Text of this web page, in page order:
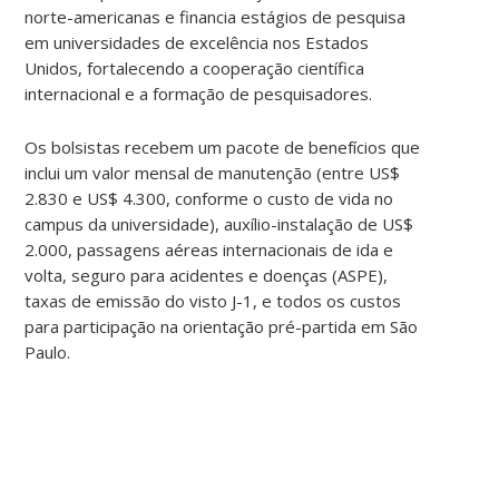
norte-americanas e financia estágios de pesquisa
em universidades de excelência nos Estados
Unidos, fortalecendo a cooperação científica
internacional e a formação de pesquisadores.
Os bolsistas recebem um pacote de benefícios que
inclui um valor mensal de manutenção (entre US$
2.830 e US$ 4.300, conforme o custo de vida no
campus da universidade), auxílio-instalação de US$
2.000, passagens aéreas internacionais de ida e
volta, seguro para acidentes e doenças (ASPE),
taxas de emissão do visto J-1, e todos os custos
para participação na orientação pré-partida em São
Paulo.